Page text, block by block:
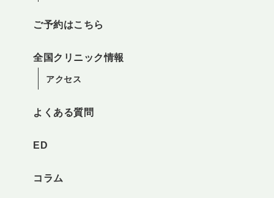
ご予約はこちら
全国クリニック情報
アクセス
よくある質問
ED
コラム